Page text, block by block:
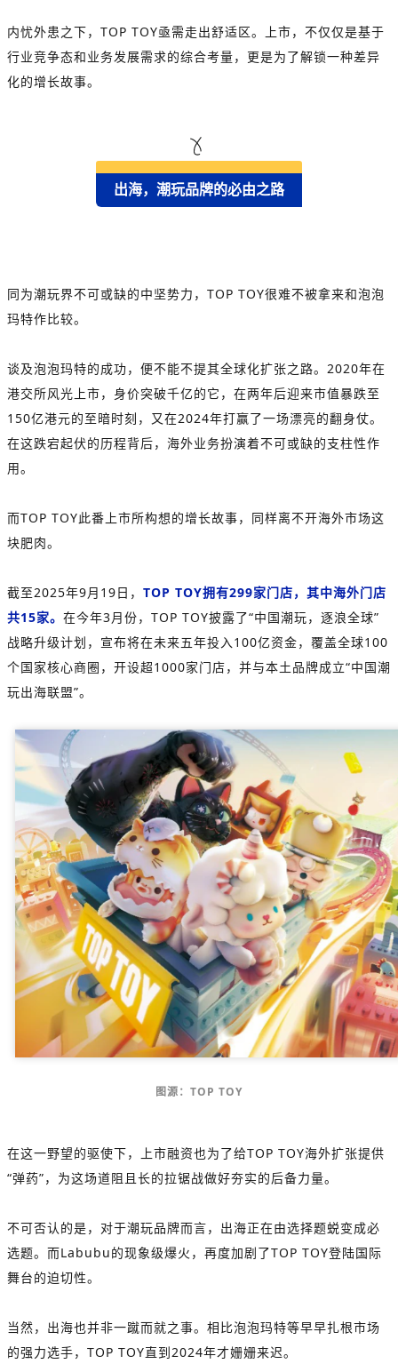
内忧外患之下，TOP TOY亟需走出舒适区。上市，不仅仅是基于
行业竞争态和业务发展需求的综合考量，更是为了解锁一种差异
化的增长故事。
出海，潮玩品牌的必由之路
同为潮玩界不可或缺的中坚势力，TOP TOY很难不被拿来和泡泡
玛特作比较。
谈及泡泡玛特的成功，便不能不提其全球化扩张之路。 2020年在
港交所风光上市，身价突破千亿的它，在两年后迎来市值暴跌至
150亿港元的至暗时刻，又在2024年打赢了一场漂亮的翻身仗。
在这跌宕起伏的历程背后，海外业务扮演着不可或缺的支柱性作
用。
而TOP TOY此番上市所构想的增长故事，同样离不开海外市场这
块肥肉。
截至2025年9月19日， TOP TOY拥有299家门店，其中海外门店
共15家。 在今年3月份，TOP TOY披露了“中国潮玩，逐浪全球”
战略升级计划，宣布将在未来五年投入100亿资金，覆盖全球100
个国家核心商圈，开设超1000家门店，并与本土品牌成立“中国潮
玩出海联盟”。
图源：TOP TOY
在这一野望的驱使下，
上市融资也为了给TOP TOY海外扩张提供
“弹药”，为这场道阻且长的拉锯战做好夯实的后备力量。
不可否认的是，对于潮玩品牌而言，出海正在由选择题蜕变成必
选题。而Labubu的现象级爆火，再度加剧了TOP TOY登陆国际
舞台的迫切性。
当然，出海也并非一蹴而就之事。相比泡泡玛特等早早扎根市场
的强力选手， TOP TOY直到2024年才姗姗来迟。